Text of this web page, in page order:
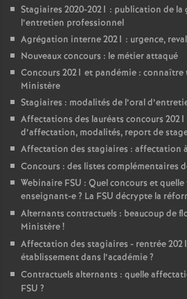
Stagiaires 2020-2021 : publication de la
l’entretien professionnel
Agrégation interne 2021 : urgence,
Nouveaux concours : le métier attaqué
Concours 2021 et pandémie : connaître
Ministère
Stagiaires : modalités de l’oral
Affectations des lauréats concours
d’affectation, modalités, report de
Affectation des stagiaires : affectation à
Concours : des listes complémentaires
Webinaire FSU : Quel concours et
enseignant-e? La FSU décrypte la
Alternants contractuels : beaucoup de
Ministère!
Affectation des stagiaires - rentrée
établissement dans l’académie?
Contractuels alternants : quelle
FSU ?